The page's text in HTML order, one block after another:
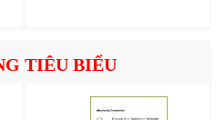
TIÊU BIỂU